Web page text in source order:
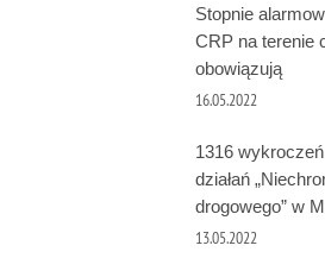
Stopnie
CRP na terenie
obowiązują
16.05.2022
1316
działań
drogowego” w
13.05.2022